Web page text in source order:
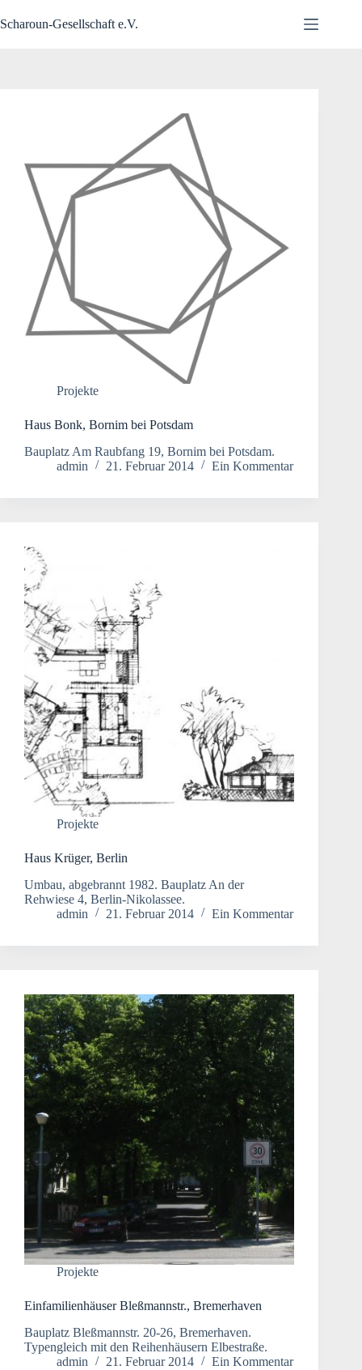
Inhalt
Scharoun-Gesellschaft e.V.
Projekte
Haus Bonk, Bornim bei Potsdam
Bauplatz Am Raubfang 19, Bornim bei Potsdam.
admin
21. Februar 2014 Ein Kommentar
Projekte
Haus Krüger, Berlin
Umbau, abgebrannt 1982. Bauplatz An der
Rehwiese 4, Berlin-Nikolassee.
admin
21. Februar 2014 Ein Kommentar
Projekte
Einfamilienhäuser Bleßmannstr., Bremerhaven
Bauplatz Bleßmannstr. 20-26, Bremerhaven.
Typengleich mit den Reihenhäusern Elbestraße.
admin
21. Februar 2014 Ein Kommentar